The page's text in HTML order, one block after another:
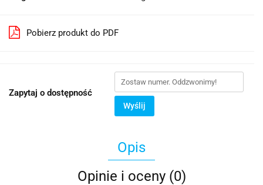
Pobierz produkt do PDF
Zapytaj o dostępność
Wyślij
Opis
Opinie i oceny (0)